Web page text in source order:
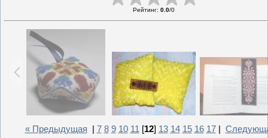
Рейтинг: 0.0/0
« Предыдущая 7 8 9 10 11 [12] 13 14 15 16 17|